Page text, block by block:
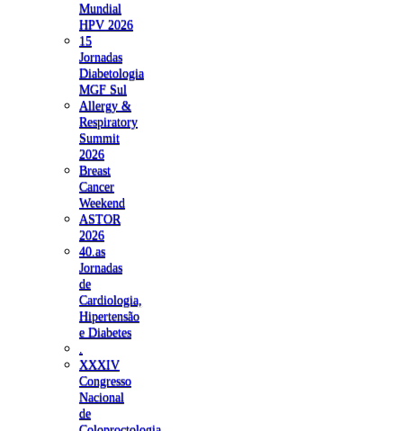
Mundial
HPV 2026
15
Jornadas
Diabetologia
MGF Sul
Allergy &
Respiratory
Summit
2026
Breast
Cancer
Weekend
ASTOR
2026
40.as
Jornadas
de
Cardiologia,
Hipertensão
e Diabetes
XXXIV
Congresso
Nacional
de